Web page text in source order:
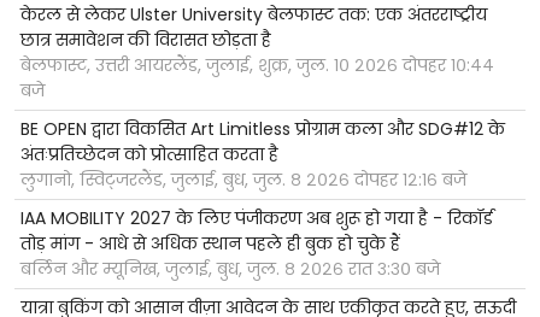
केरल से लेकर Ulster University बेलफास्ट तक: एक अंतरराष्ट्रीय
छात्र समावेशन की विरासत छोड़ता है
बेलफास्ट, उत्तरी आयरलैंड, जुलाई, शुक्र, जुल. १० २०२६ दोपहर १०:४४
बजे
BE OPEN द्वारा विकसित Art Limitless प्रोग्राम कला और SDG#12 के
अंतःप्रतिच्छेदन को प्रोत्साहित करता है
लुगानो, स्विट्जरलैंड, जुलाई, बुध, जुल. ८ २०२६ दोपहर १२:१६ बजे
IAA MOBILITY 2027 के लिए पंजीकरण अब शुरू हो गया है - रिकॉर्ड
तोड़ मांग - आधे से अधिक स्थान पहले ही बुक हो चुके हैं
बर्लिन और म्यूनिख, जुलाई, बुध, जुल. ८ २०२६ रात ३:३० बजे
यात्रा बुकिंग को आसान वीज़ा आवेदन के साथ एकीकृत करते हुए, सऊदी